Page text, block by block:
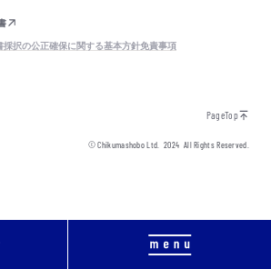
採択の公正確保に関する基本方針免責事項
PageTop
© Chikumashobo Ltd.2024 All Rights Reserved.